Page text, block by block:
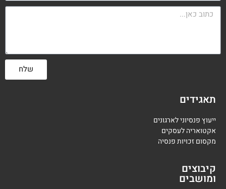
שלח
תאגידים
ייעוץ פנסיוני לארגונים
אקטואריה לעסקים
מקסום זכויות פנסיה
קיבוצים
ומושבים